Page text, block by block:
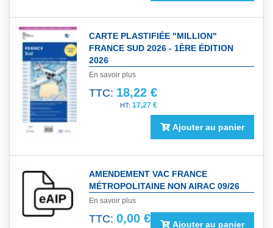
CARTE PLASTIFIÉE "MILLION"
FRANCE SUD 2026 - 1ÈRE ÉDITION
2026
En savoir plus
TTC: 18,22 €
17,27 €
Ajouter au panier
AMENDEMENT VAC FRANCE
MÉTROPOLITAINE NON AIRAC 09/26
En savoir plus
TTC: 0,00 € Ajouter au panier